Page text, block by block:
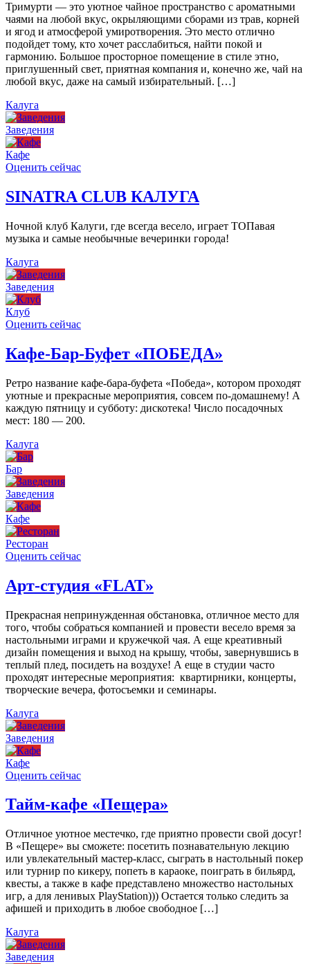
Тримурти — это уютное чайное пространство с ароматными
чаями на любой вкус, окрыляющими сборами из трав, корней
и ягод и атмосферой умиротворения. Это место отлично
подойдет тому, кто хочет расслабиться, найти покой и
гармонию. Большое просторное помещение в стиле этно,
приглушенный свет, приятная компания и, конечно же, чай на
любой вкус, даже на самый избирательный. […]
Калуга
Заведения
Кафе
Оценить сейчас
SINATRA CLUB КАЛУГА
Ночной клуб Калуги, где всегда весело, играет ТОПавая
музыка и самые необычные вечеринки города!
Калуга
Заведения
Клуб
Оценить сейчас
Кафе-Бар-Буфет «ПОБЕДА»
Ретро название кафе-бара-буфета «Победа», котором проходят
уютные и прекрасные мероприятия, совсем по-домашнему! А
каждую пятницу и субботу: дискотека! Число посадочных
мест: 180 — 200.
Калуга
Бар
Заведения
Кафе
Ресторан
Оценить сейчас
Арт-студия «FLAT»
Прекрасная непринужденная обстановка, отличное место для
того, чтобы собраться компанией и провести весело время за
настольными играми и кружечкой чая. А еще креативный
дизайн помещения и выход на крышу, чтобы, завернувшись в
теплый плед, посидеть на воздухе! А еще в студии часто
проходят интересные мероприятия: квартирники, концерты,
творческие вечера, фотосъемки и семинары.
Калуга
Заведения
Кафе
Оценить сейчас
Тайм-кафе «Пещера»
Отличное уютное местечко, где приятно провести свой досуг!
В «Пещере» вы сможете: посетить познавательную лекцию
или увлекательный мастер-класс, сыграть в настольный покер
или турнир по кикеру, попеть в караоке, поиграть в бильярд,
квесты, а также в кафе представлено множество настольных
игр, а для ленивых PlayStation))) Остается только следить за
афишей и приходить в любое свободное […]
Калуга
Заведения